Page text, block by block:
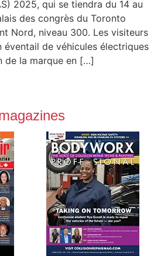
2025, qui se tiendra du 14 au
des congrès du Toronto
Nord, niveau 300. Les visiteurs
de véhicules électriques
de la marque en […]